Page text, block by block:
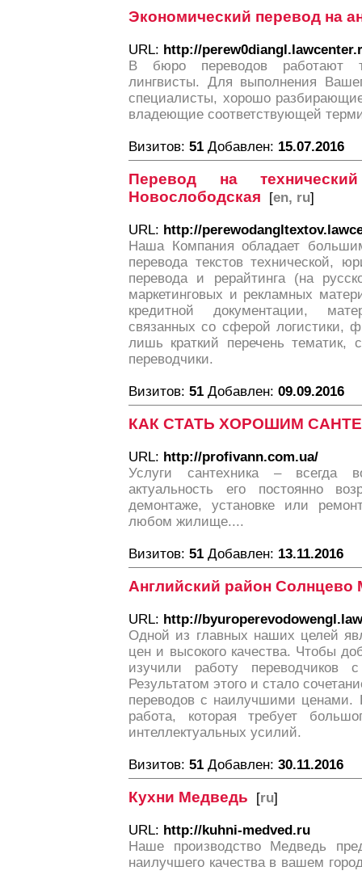
Экономический перевод на
URL: http://
В бюро переводов работают
лингвисты. Для выполнения
специалисты, хорошо
владеющие соответствующей
Визитов: 51 Добавлен: 15.07.2016
Перевод на
Новослободская [en, ru]
URL: http://
Наша Компания обладает
перевода текстов технической,
перевода и рерайтинга (на
маркетинговых и рекламных
кредитной документации,
связанных со сферой логистики,
лишь краткий перечень тематик,
переводчики.
Визитов: 51 Добавлен: 09.09.2016
КАК СТАТЬ ХОРОШИМ
URL: http://profivann.com.ua/
Услуги сантехника – всегда
актуальность его постоянно
демонтаже, установке или
любом жилище....
Визитов: 51 Добавлен: 13.11.2016
Английский район Солнцево
URL: http://
Одной из главных наших целей
цен и высокого качества. Чтобы
изучили работу переводчиков
Результатом этого и стало
переводов с наилучшими ценами.
работа, которая требует
интеллектуальных усилий.
Визитов: 51 Добавлен: 30.11.2016
Кухни Медведь [ru]
URL: http://kuhni-medved.ru
Наше производство Медведь
наилучшего качества в вашем